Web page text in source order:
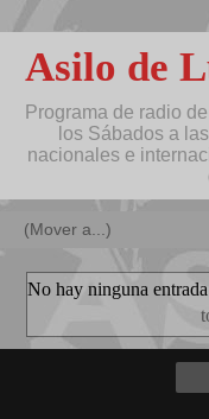
Asilo de
Programa de radio
los Sábados a
nacionales e
No hay ninguna